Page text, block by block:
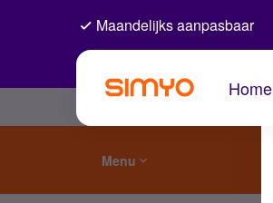
Maandelijks aanpasbaar
Home
Menu